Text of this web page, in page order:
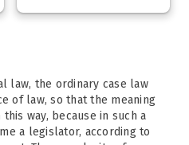
law, the ordinary case law
of law, so that the meaning
way, because in such a
a legislator, according to